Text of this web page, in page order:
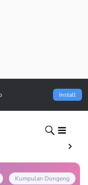
Install
Kumpulan Dongeng